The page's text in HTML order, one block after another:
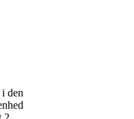
den